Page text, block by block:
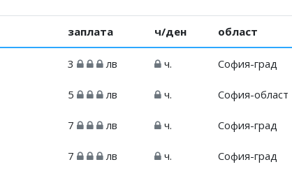
заплата ч/ден област
3 лв ч. София-град
5 лв ч. София-област
7 лв ч. София-град
7 лв ч. София-град